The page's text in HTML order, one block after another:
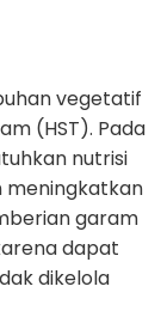
vegetatif
(HST). Pada
nutrisi
garam
dapat
dikelola